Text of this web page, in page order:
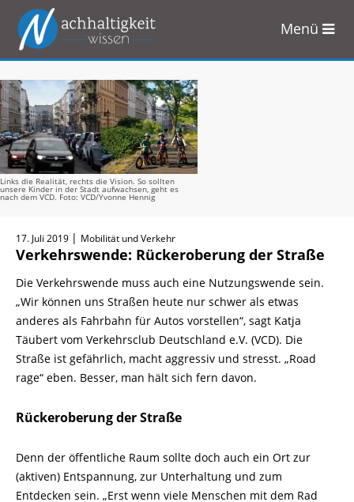
Menü
Zum
springen
Links die Realität, rechts die Vision. So sollten
unsere Kinder in der Stadt aufwachsen, geht es
nach dem VCD. Foto: VCD/Yvonne Hennig
17. Juli 2019 | Mobilität und Verkehr
Verkehrswende: Rückeroberung der Straße
Die Verkehrswende muss auch eine Nutzungswende sein.
„Wir können uns Straßen heute nur schwer als etwas
anderes als Fahrbahn für Autos vorstellen“, sagt Katja
Täubert vom Verkehrsclub Deutschland e.V. (VCD). Die
Straße ist gefährlich, macht aggressiv und stresst. „Road
rage“ eben. Besser, man hält sich fern davon.
Rückeroberung der Straße
Denn der öffentliche Raum sollte doch auch ein Ort zur
(aktiven) Entspannung, zur Unterhaltung und zum
Entdecken sein. „Erst wenn viele Menschen mit dem Rad